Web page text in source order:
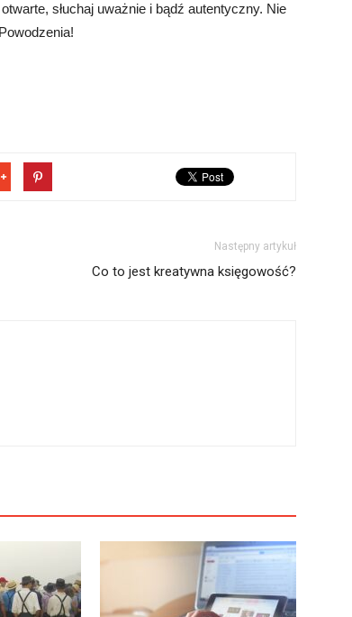
słuchaj uważnie i bądź autentyczny. Nie
Następny artykuł
Co to jest kreatywna księgowość?